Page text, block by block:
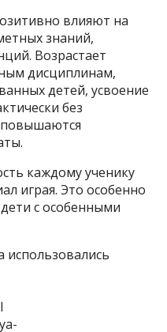
влияют на
знаний,
Возрастает
дисциплинам,
детей, усвоение
без
повышаются
каждому ученику
играя. Это особенно
с особенными
использовались